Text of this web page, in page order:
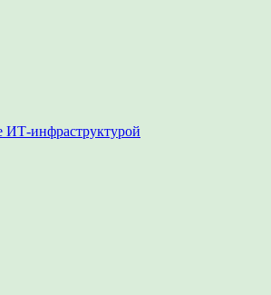
ИТ-инфраструктурой